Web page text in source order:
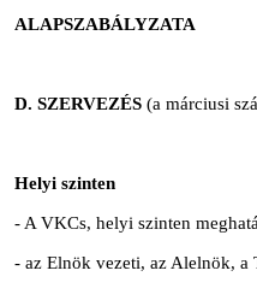
ALAPSZABÁLYZATA
D. SZERVEZÉS (a márciusi
Helyi szinten
- A VKCs, helyi szinten
- az Elnök vezeti, az Alelnök, a